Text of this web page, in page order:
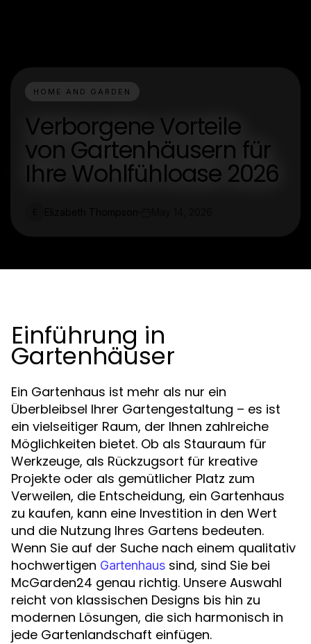
HOME AND GARDEN
Verborgene Vorteile
von Gartenhäusern für
Ihre Wohlfühloase 2026
Einführung in
Gartenhäuser
Ein Gartenhaus ist mehr als nur ein
Überbleibsel Ihrer Gartengestaltung – es ist
ein vielseitiger Raum, der Ihnen zahlreiche
Möglichkeiten bietet. Ob als Stauraum für
Werkzeuge, als Rückzugsort für kreative
Projekte oder als gemütlicher Platz zum
Verweilen, die Entscheidung, ein Gartenhaus
zu kaufen, kann eine Investition in den Wert
und die Nutzung Ihres Gartens bedeuten.
Wenn Sie auf der Suche nach einem qualitativ
hochwertigen Gartenhaus sind, sind Sie bei
McGarden24 genau richtig. Unsere Auswahl
reicht von klassischen Designs bis hin zu
modernen Lösungen, die sich harmonisch in
jede Gartenlandschaft einfügen.